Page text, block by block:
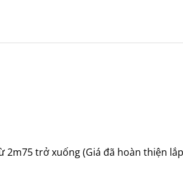
trở xuống (Giá đã hoàn thiện